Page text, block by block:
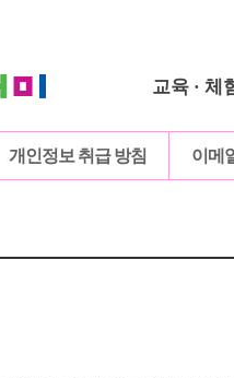
교육 · 체
개인정보 취급 방침 이메